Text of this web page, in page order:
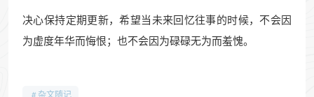
决心保持定期更新，希望当未来回忆往事的时候，不会因
为虚度年华而悔恨；也不会因为碌碌无为而羞愧。
杂文随记